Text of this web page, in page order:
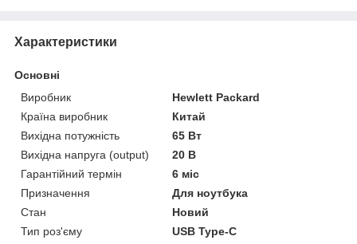
Характеристики
Основні
Виробник
Hewlett Packard
Країна виробник
Китай
Вихідна потужність
65 Вт
Вихідна напруга (output)
20 В
Гарантійний термін
6 міс
Призначення
Для ноутбука
Стан
Новий
Тип роз'єму
USB Type-C